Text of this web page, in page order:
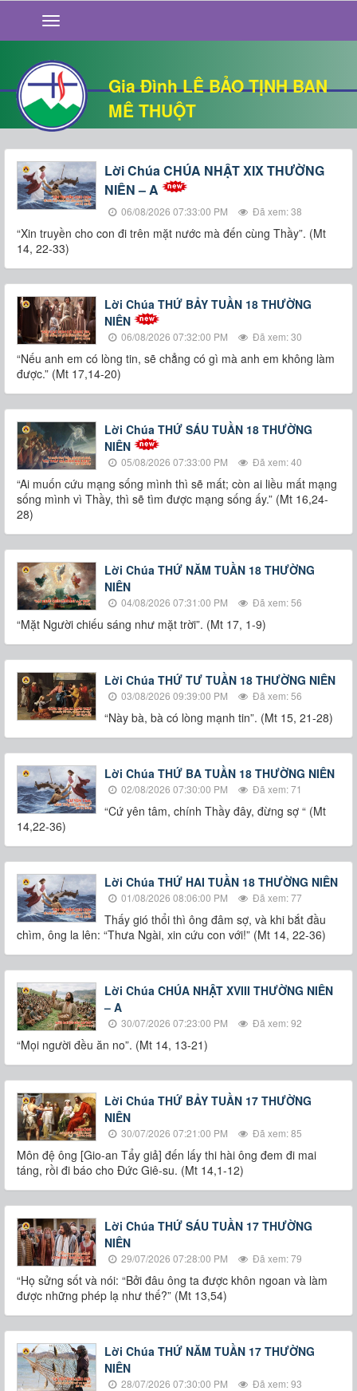
Gia Đình LÊ BẢO TỊNH BAN
MÊ THUỘT
GIỚI THIỆU
TIN TỨC
SỐNG ĐẠO
CHUYỆN NHÀ
QUÁN VĂN
THƯ GIÃNLời Chúa CHÚA NHẬT XIX THƯỜNG
NIÊN – A
06/08/2026 07:33:00 PM Đã xem: 38
“Xin truyền cho con đi trên mặt nước mà đến cùng Thầy”. (Mt
14, 22-33)
Lời Chúa THỨ BẢY TUẦN 18 THƯỜNG
NIÊN
06/08/2026 07:32:00 PM Đã xem: 30
“Nếu anh em có lòng tin, sẽ chẳng có gì mà anh em không làm
được.” (Mt 17,14-20)
Lời Chúa THỨ SÁU TUẦN 18 THƯỜNG
NIÊN
05/08/2026 07:33:00 PM Đã xem: 40
“Ai muốn cứu mạng sống mình thì sẽ mất; còn ai liều mất mạng
sống mình vì Thầy, thì sẽ tìm được mạng sống ấy.” (Mt 16,24-
28)
Lời Chúa THỨ NĂM TUẦN 18 THƯỜNG
NIÊN
04/08/2026 07:31:00 PM Đã xem: 56
“Mặt Người chiếu sáng như mặt trời”. (Mt 17, 1-9)
Lời Chúa THỨ TƯ TUẦN 18 THƯỜNG NIÊN
03/08/2026 09:39:00 PM Đã xem: 56
“Này bà, bà có lòng mạnh tin”. (Mt 15, 21-28)
Lời Chúa THỨ BA TUẦN 18 THƯỜNG NIÊN
02/08/2026 07:30:00 PM Đã xem: 71
“Cứ yên tâm, chính Thầy đây, đừng sợ “ (Mt
14,22-36)
Lời Chúa THỨ HAI TUẦN 18 THƯỜNG NIÊN
01/08/2026 08:06:00 PM Đã xem: 77
Thấy gió thổi thì ông đâm sợ, và khi bắt đầu
chìm, ông la lên: “Thưa Ngài, xin cứu con với!” (Mt 14, 22-36)
Lời Chúa CHÚA NHẬT XVIII THƯỜNG NIÊN
– A
30/07/2026 07:23:00 PM Đã xem: 92
“Mọi người đều ăn no”. (Mt 14, 13-21)
Lời Chúa THỨ BẢY TUẦN 17 THƯỜNG
NIÊN
30/07/2026 07:21:00 PM Đã xem: 85
Môn đệ ông [Gio-an Tẩy giả] đến lấy thi hài ông đem đi mai
táng, rồi đi báo cho Đức Giê-su. (Mt 14,1-12)
Lời Chúa THỨ SÁU TUẦN 17 THƯỜNG
NIÊN
29/07/2026 07:28:00 PM Đã xem: 79
“Họ sửng sốt và nói: “Bởi đâu ông ta được khôn ngoan và làm
được những phép lạ như thế?” (Mt 13,54)
Lời Chúa THỨ NĂM TUẦN 17 THƯỜNG
NIÊN
28/07/2026 07:30:00 PM Đã xem: 93